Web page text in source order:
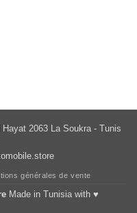
2063 La Soukra - Tunis
générales de vente
Made in Tunisia with ♥